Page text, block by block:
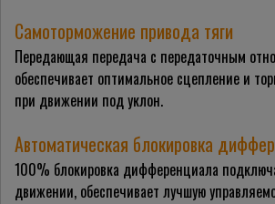
Самоторможение привода тяги
Передающая передача с передаточным
обеспечивает оптимальное сцепление и
при движении под уклон.
Автоматическая блокировка
100% блокировка дифференциала
движении, обеспечивает лучшую